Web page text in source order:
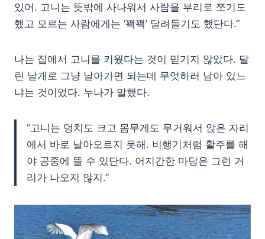
있어. 고니는 뜻밖에 사나워서 사람을 부리로 쪼기도
했고 모르는 사람에게는 ‘꽥꽥’ 달려들기도 했단다.”
나는 집에서 고니를 키웠다는 것이 믿기지 않았다. 달
린 날개로 그냥 날아가면 되는데 무엇하러 남아 있느
냐는 것이었다. 누나가 말했다.
“고니는 덩치도 크고 몸무게도 무거워서 앉은 자리
에서 바로 날아오르지 못해. 비행기처럼 활주를 해
야 공중에 뜰 수 있단다. 어지간한 마당은 그런 거
리가 나오지 않지.”